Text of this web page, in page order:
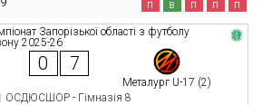
п в п п п
Запорізької області з футболу
2025-26
0 7
Металург U-17 (2)
ОСДЮСШОР - Гімназія 8